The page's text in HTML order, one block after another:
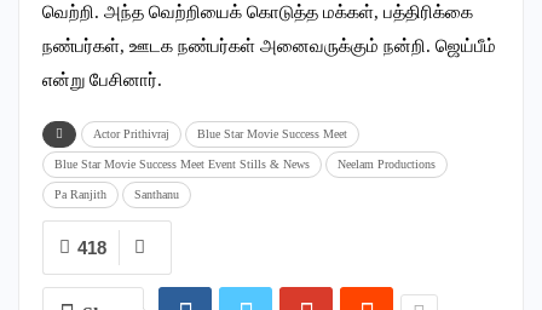
வெற்றி. அந்த வெற்றியைக் கொடுத்த மக்கள், பத்திரிக்கை
நண்பர்கள், ஊடக நண்பர்கள் அனைவருக்கும் நன்றி. ஜெய்பீம்
என்று பேசினார்.
Actor Prithivraj Blue Star Movie Success Meet
Blue Star Movie Success Meet Event Stills & News Neelam Productions
Pa Ranjith Santhanu
418